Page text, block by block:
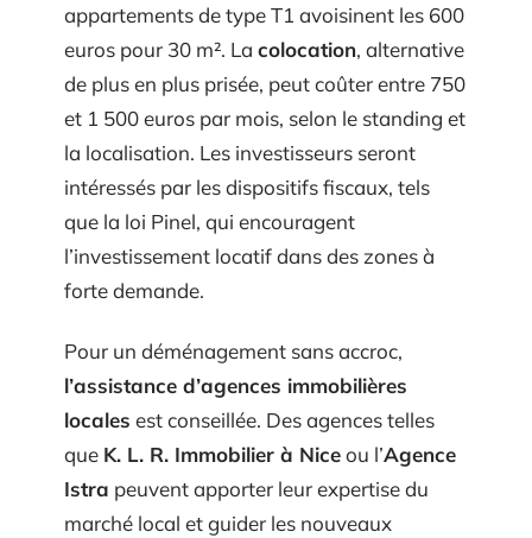
appartements de type T1 avoisinent les 600
euros pour 30 m². La colocation, alternative
de plus en plus prisée, peut coûter entre 750
et 1 500 euros par mois, selon le standing et
la localisation. Les investisseurs seront
intéressés par les dispositifs fiscaux, tels
que la loi Pinel, qui encouragent
l’investissement locatif dans des zones à
forte demande.
Pour un déménagement sans accroc,
l’assistance d’agences immobilières
locales est conseillée. Des agences telles
que K. L. R. Immobilier à Niceou l’Agence
Istra peuvent apporter leur expertise du
marché local et guider les nouveaux